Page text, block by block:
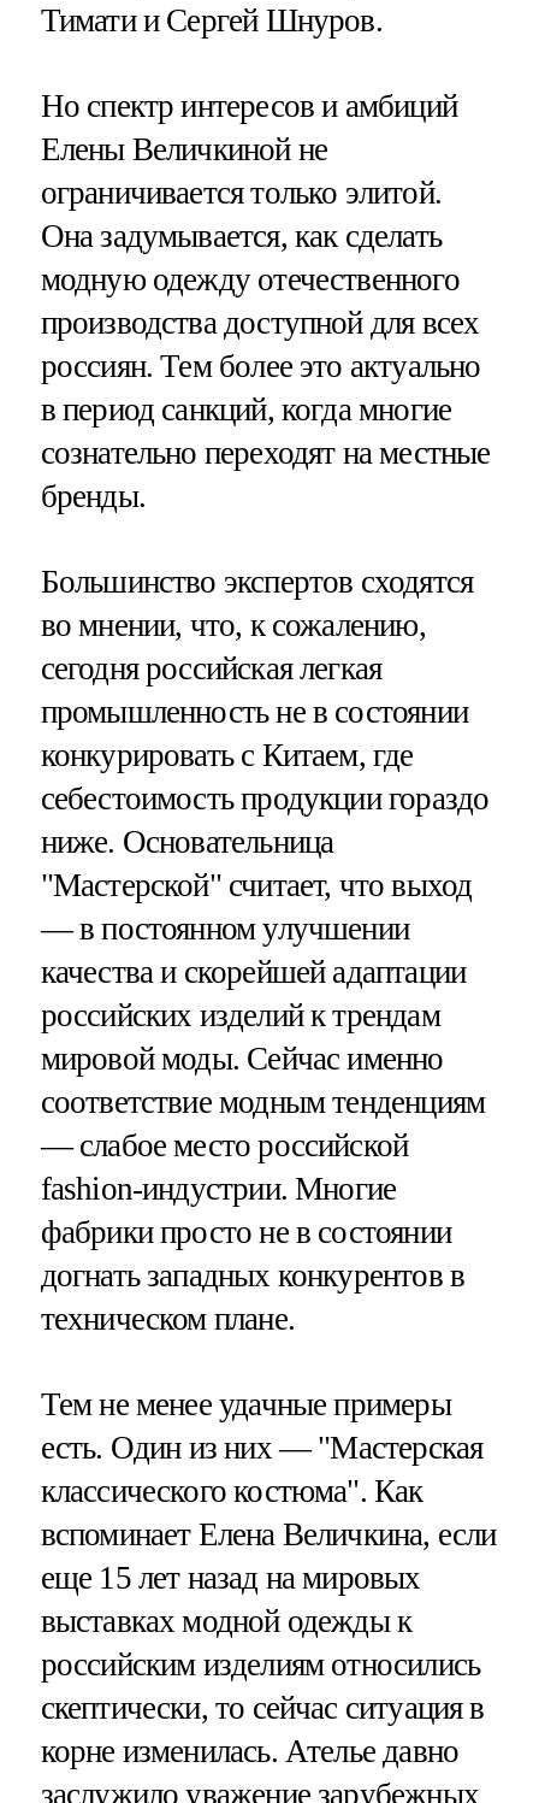
Тимати и Сергей Шнуров.
Но спектр интересов и амбиций
Елены Величкиной не
ограничивается только элитой.
Она задумывается, как сделать
модную одежду отечественного
производства доступной для всех
россиян. Тем более это актуально
в период санкций, когда многие
сознательно переходят на местные
бренды.
Большинство экспертов сходятся
во мнении, что, к сожалению,
сегодня российская легкая
промышленность не в состоянии
конкурировать с Китаем, где
себестоимость продукции гораздо
ниже. Основательница
"Мастерской" считает, что выход
— в постоянном улучшении
качества и скорейшей адаптации
российских изделий к трендам
мировой моды. Сейчас именно
соответствие модным тенденциям
— слабое место российской
fashion-индустрии. Многие
фабрики просто не в состоянии
догнать западных конкурентов в
техническом плане.
Тем не менее удачные примеры
есть. Один из них — "Мастерская
классического костюма". Как
вспоминает Елена Величкина, если
еще 15 лет назад на мировых
выставках модной одежды к
российским изделиям относились
скептически, то сейчас ситуация в
корне изменилась. Ателье давно
заслужило уважение зарубежных